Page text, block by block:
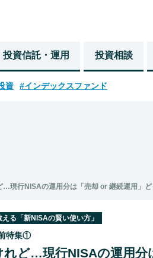
投資信託・運用 投資相談
資 #インデックスファンド
…現行NISAの運用分は「売却 or 継続運用」ど
る「新NISAの賢い使い方」
特集①
れど…現行NISAの運用分